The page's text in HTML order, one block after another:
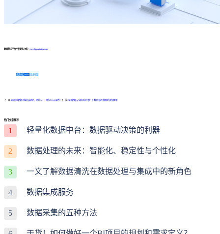
数据集成平台产品更多介绍： www.finedatalink.com
免费体验Demo 咨询方案
上一篇: 实现ERP数据对接的自动化，降低人工干预的方法与实践！ 下一篇: 实现数据安全和访问控制：在数仓搭建过程中的关键步骤
热门文章推荐
1 轻量化数据中台：数据驱动决策的利器
2 数据处理的未来：智能化、稳定性与个性化
3 一文了解数据清洗在数据处理与集成中的新角色
4 数据集成服务
5 数据采集的五种方法